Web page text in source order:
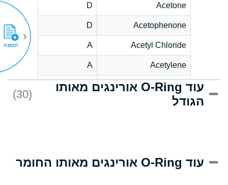
Acetone
D
Acetophenone
D
Acetyl Chloride
A
Acetylene
A
Acrlylonitrile
C
Adipic Acid
(Aqueous)
עוד O-Ring אורינגים מאותו
הגודל
(30)
עוד O-Ring אורינגים מאותו החומר
הזמנה